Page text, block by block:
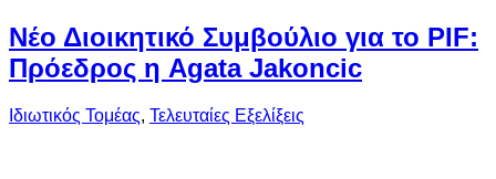
Νέο Διοικητικό Συμβούλιο για το PIF:
Πρόεδρος η Agata Jakoncic
Ιδιωτικός Τομέας, Τελευταίες Εξελίξεις